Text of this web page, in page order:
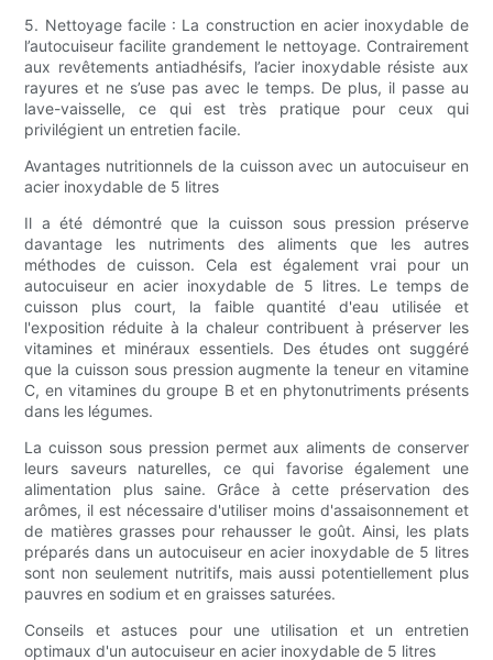
5. Nettoyage facile : La construction en acier inoxydable de
l’autocuiseur facilite grandement le nettoyage. Contrairement
aux revêtements antiadhésifs, l’acier inoxydable résiste aux
rayures et ne s’use pas avec le temps. De plus, il passe au
lave-vaisselle, ce qui est très pratique pour ceux qui
privilégient un entretien facile.
Avantages nutritionnels de la cuisson avec un autocuiseur en
acier inoxydable de 5 litres
Il a été démontré que la cuisson sous pression préserve
davantage les nutriments des aliments que les autres
méthodes de cuisson. Cela est également vrai pour un
autocuiseur en acier inoxydable de 5 litres. Le temps de
cuisson plus court, la faible quantité d'eau utilisée et
l'exposition réduite à la chaleur contribuent à préserver les
vitamines et minéraux essentiels. Des études ont suggéré
que la cuisson sous pression augmente la teneur en vitamine
C, en vitamines du groupe B et en phytonutriments présents
dans les légumes.
La cuisson sous pression permet aux aliments de conserver
leurs saveurs naturelles, ce qui favorise également une
alimentation plus saine. Grâce à cette préservation des
arômes, il est nécessaire d'utiliser moins d'assaisonnement et
de matières grasses pour rehausser le goût. Ainsi, les plats
préparés dans un autocuiseur en acier inoxydable de 5 litres
sont non seulement nutritifs, mais aussi potentiellement plus
pauvres en sodium et en graisses saturées.
Conseils et astuces pour une utilisation et un entretien
optimaux d'un autocuiseur en acier inoxydable de 5 litres